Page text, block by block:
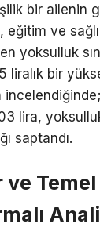
bir ailenin
eğitim ve
yoksulluk
bir
lira,
saptandı.
ve